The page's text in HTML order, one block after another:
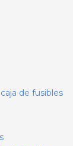
de fusibles